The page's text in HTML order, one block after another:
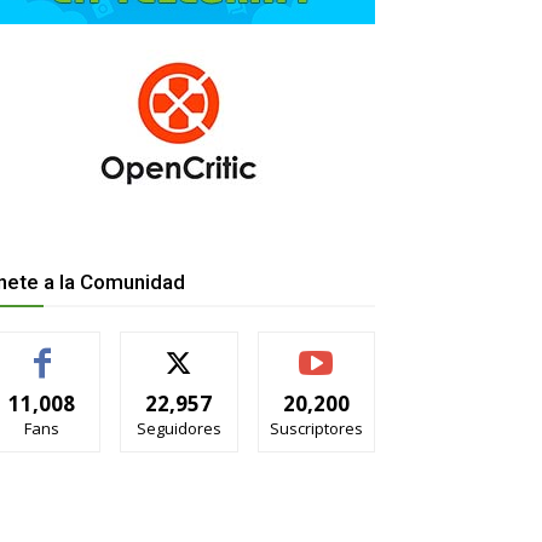
a la Comunidad
11,008
Fans
22,957
Seguidores
20,200
Suscriptores